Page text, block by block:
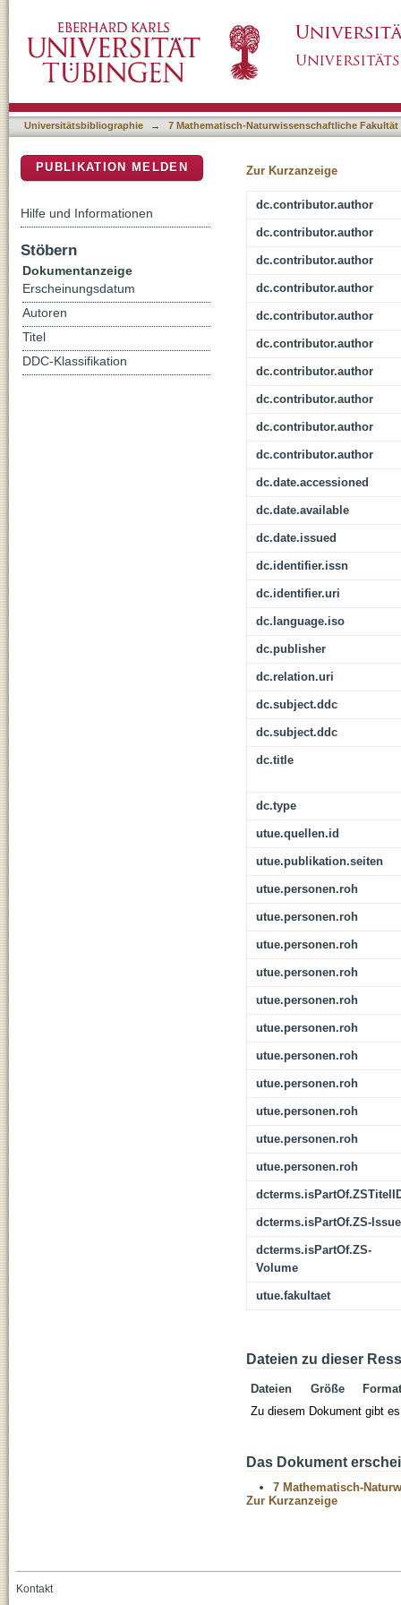
Substituted Selenadiazoloquinoxaline
Universitätsbibliographie → 7 Mathematisch-Naturwissenschaftliche Fakultät
Zur Kurzanzeige
dc.contributor.author
dc.contributor.author
dc.contributor.author
dc.contributor.author
dc.contributor.author
dc.contributor.author
dc.contributor.author
dc.contributor.author
dc.contributor.author
dc.contributor.author
dc.date.accessioned
dc.date.available
dc.date.issued
dc.identifier.issn
dc.identifier.uri
dc.language.iso
dc.publisher
dc.relation.uri
dc.subject.ddc
dc.subject.ddc
dc.title
dc.type
utue.quellen.id
utue.publikation.seiten
utue.personen.roh
utue.personen.roh
utue.personen.roh
utue.personen.roh
utue.personen.roh
utue.personen.roh
utue.personen.roh
utue.personen.roh
utue.personen.roh
utue.personen.roh
utue.personen.roh
dcterms.isPartOf.ZS-Issue
dcterms.isPartOf.ZS-
Volume
utue.fakultaet
Dateien zu dieser
Dateien Größe
Format
Zu diesem Dokument gibt
Das Dokument
7 Mathematisch-
Zur Kurzanzeige
PUBLIKATION MELDEN
Hilfe und Informationen
Stöbern
Dokumentanzeige
Erscheinungsdatum
Autoren
Titel
DDC-Klassifikation
Kontakt